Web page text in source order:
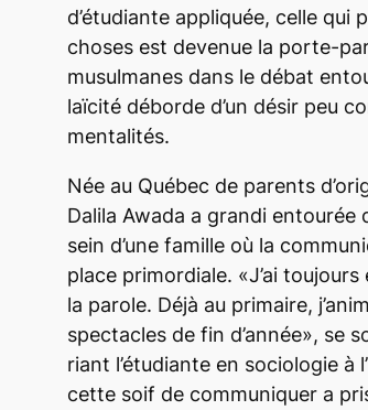
d’étudiante appliquée, celle qui
choses est devenue la porte-
musulmanes dans le débat
laïcité déborde d’un désir peu
mentalités.
Née au Québec de parents
Dalila Awada a grandi
sein d’une famille où la
place primordiale. «J’ai toujours
la parole. Déjà au primaire,
spectacles de fin d’année», se
riant l’étudiante en sociologie à
cette soif de communiquer a